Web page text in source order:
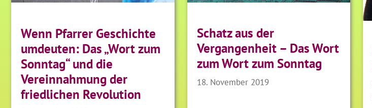
Wenn Pfarrer Geschichte
umdeuten: Das „Wort zum
Sonntag“ und die
Vereinnahmung der
friedlichen Revolution
Schatz aus der
Vergangenheit – Das Wort
zum Wort zum Sonntag
18. November 2019